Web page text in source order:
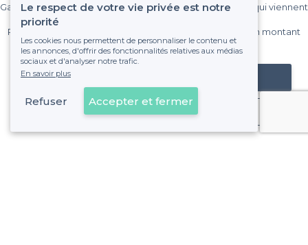
Gagnez de nombreux clients parmi le million de visiteurs qui viennent
Pas de commissions et sans engagement, vous payez un montant
fixe sans risque de voir déraper la facture.
Référencer mon établissement
Déjà client
Le respect de votre vie privée est notre
priorité
Les cookies nous permettent de personnaliser le contenu et
les annonces, d'offrir des fonctionnalités relatives aux médias
sociaux et d'analyser notre trafic.
En savoir plus
Refuser Accepter et fermer